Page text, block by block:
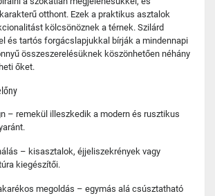
otthont. Ezek a praktikus asztalok
kölcsönöznek a térnek. Szilárd
és tartós forgácslapjukkal bírják a mindennapi
összeszerelésüknek köszönhetően néhány
őket.
– remekül illeszkedik a modern és rusztikus
– kisasztalok, éjjeliszekrények vagy
kiegészítői.
megoldás – egymás alá csúsztatható